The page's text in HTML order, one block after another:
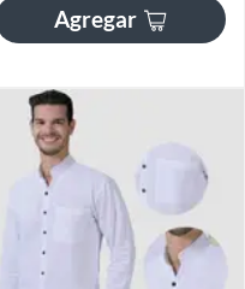
Agregar